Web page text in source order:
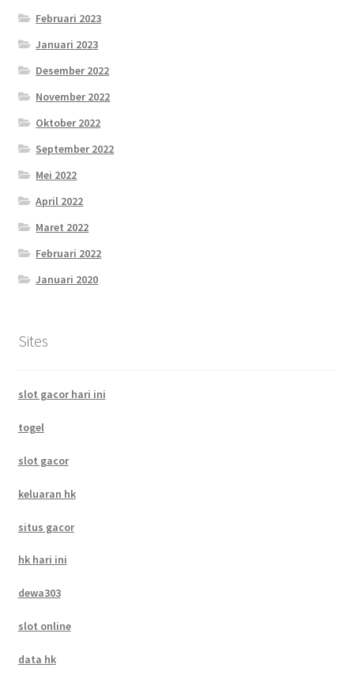
Februari 2023
Januari 2023
Desember 2022
November 2022
Oktober 2022
September 2022
Mei 2022
April 2022
Maret 2022
Februari 2022
Januari 2020
Sites
slot gacor hari ini
togel
slot gacor
keluaran hk
situs gacor
hk hari ini
dewa303
slot online
data hk